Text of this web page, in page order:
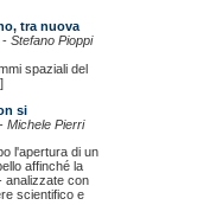
tra nuova
-Stefano Pioppi
spaziali del
si
-Michele Pierri
l'apertura di un
affinché la
analizzate con
scientifico e